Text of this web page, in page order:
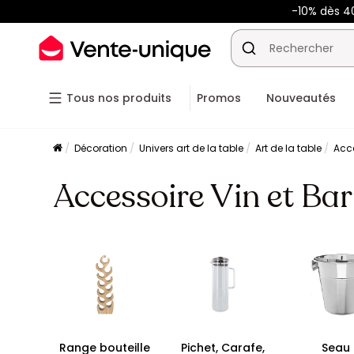
-10% dès
Tous nos produits Promos Nouveautés
Décoration Univers art de la table Art de la table
Accessoire Vin et Bar
Range bouteille Pichet, Carafe, Seau